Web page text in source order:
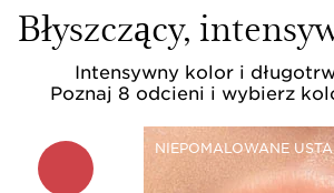
Błyszczący,
Intensywny kolor i
Poznaj 8 odcieni i wybierz
NIEPOMALOWANE USTA